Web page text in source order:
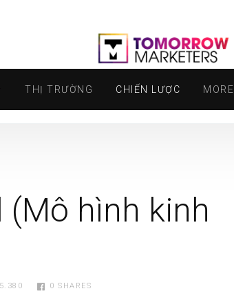
THỊ TRƯỜNG CHIẾN LƯỢC MORE
(Mô hình kinh
0 SHARES